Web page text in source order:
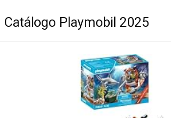
Catálogo Playmobil 2025